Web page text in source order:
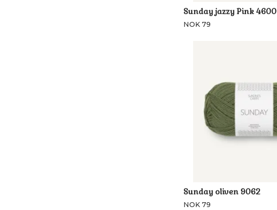
Sunday jazzy Pink 4600
NOK 79
Sunday oliven 9062
NOK 79